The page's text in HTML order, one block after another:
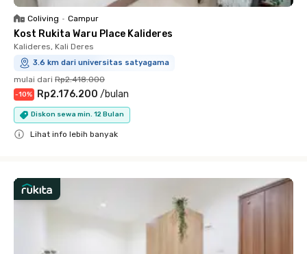
Coliving • Campur
Kost Rukita Waru Place Kalideres
Kalideres, Kali Deres
3.6 km dari universitas satyagama
mulai dari Rp2.418.000
-10% Rp2.176.200 /bulan
Diskon sewa min. 12 Bulan
Lihat info lebih banyak